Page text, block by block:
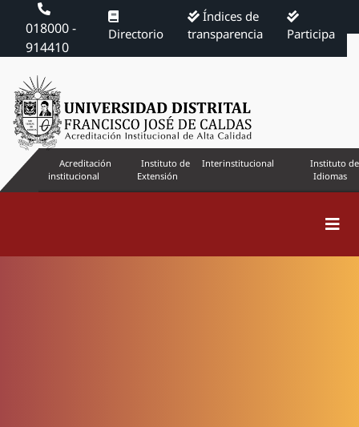
018000 -
914410
Directorio
Índices de
transparencia
Participa
Acreditación
institucional
Instituto de
Extensión
Interinstitucional
Instituto de
Idiomas